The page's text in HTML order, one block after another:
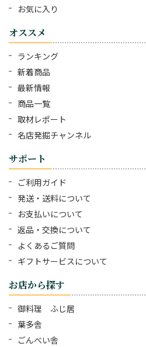
お気に入り
オススメ
ランキング
新着商品
最新情報
商品一覧
取材レポート
名店発掘チャンネル
サポート
ご利用ガイド
発送・送料について
お支払いについて
返品・交換について
よくあるご質問
ギフトサービスについて
お店から探す
御料理 ふじ居
葉多舎
ごんべい舎